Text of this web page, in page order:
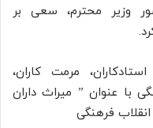
وزیر محترم، سعی بر
مرمت کاران،
با عنوان ” میراث داران
فرهنگی